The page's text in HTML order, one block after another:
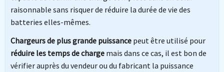
raisonnable sans risquer de réduire la durée de vie des
batteries elles-mêmes.
Chargeurs de plus grande puissancepeut être utilisé pour
réduire les temps de chargemais dans ce cas, il est bon de
vérifier auprès du vendeur ou du fabricant la puissance